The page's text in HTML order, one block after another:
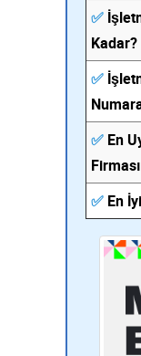
✅
Kadar?
✅
✅ En
Firması
✅ En